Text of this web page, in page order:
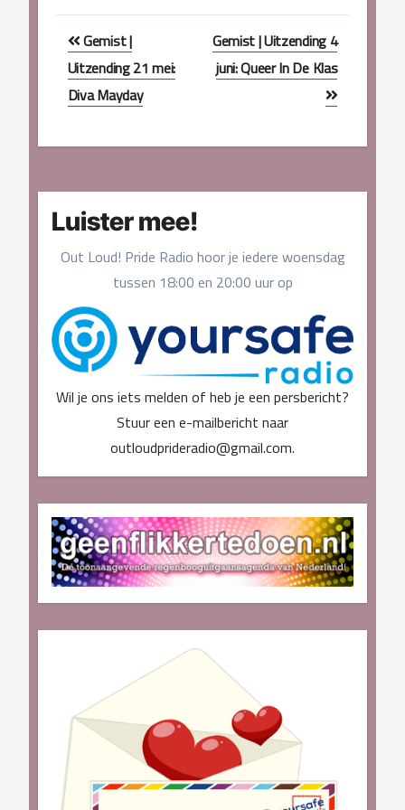
navigatie
Gemist |
Uitzending 21 mei:
Diva Mayday
Gemist | Uitzending 4
juni: Queer In De Klas
Luister mee!
Out Loud! Pride Radio hoor je iedere woensdag
tussen 18:00 en 20:00 uur op
Wil je ons iets melden of heb je een persbericht?
Stuur een e-mailbericht naar
outloudprideradio@gmail.com.